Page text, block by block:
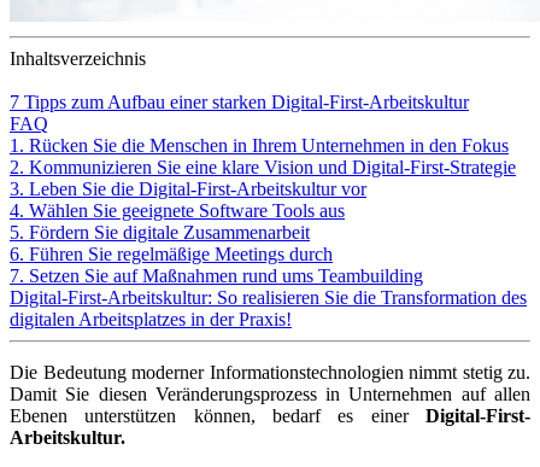
Inhaltsverzeichnis
7 Tipps zum Aufbau einer starken Digital-First-Arbeitskultur
FAQ
1. Rücken Sie die Menschen in Ihrem Unternehmen in den Fokus
2. Kommunizieren Sie eine klare Vision und Digital-First-Strategie
3. Leben Sie die Digital-First-Arbeitskultur vor
4. Wählen Sie geeignete Software Tools aus
5. Fördern Sie digitale Zusammenarbeit
6. Führen Sie regelmäßige Meetings durch
7. Setzen Sie auf Maßnahmen rund ums Teambuilding
Digital-First-Arbeitskultur: So realisieren Sie die Transformation des
digitalen Arbeitsplatzes in der Praxis!
Die Bedeutung moderner Informationstechnologien nimmt stetig zu.
Damit Sie diesen Veränderungsprozess in Unternehmen auf allen
Ebenen unterstützen können, bedarf es einer Digital-First-
Arbeitskultur.